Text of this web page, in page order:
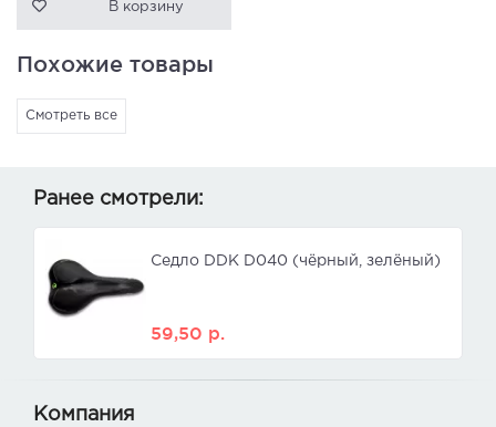
В корзину
Похожие товары
Смотреть все
Ранее смотрели:
Седло DDK D040 (чёрный, зелёный)
59,50 р.
Компания